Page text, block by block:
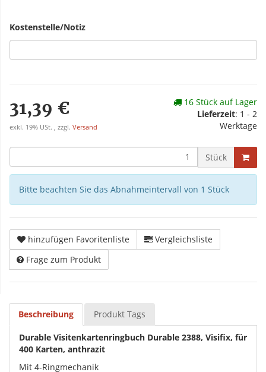
Kostenstelle/Notiz
31,39 €
exkl. 19% USt. , zzgl. Versand
16 Stück auf Lager
Lieferzeit: 1 - 2
Werktage
Stück
Bitte beachten Sie das Abnahmeintervall von 1 Stück
hinzufügen Favoritenliste
Vergleichsliste
Frage zum Produkt
Beschreibung Produkt Tags
Durable Visitenkartenringbuch Durable 2388, Visifix, für
400 Karten, anthrazit
Mit 4-Ringmechanik